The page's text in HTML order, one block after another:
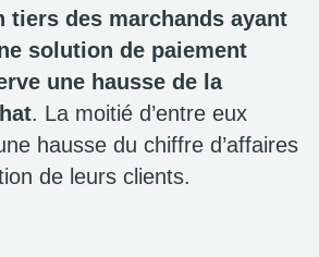
tiers des marchands ayant
solution de paiement
une hausse de la
. La moitié d’entre eux
hausse du chiffre d’affaires
de leurs clients.